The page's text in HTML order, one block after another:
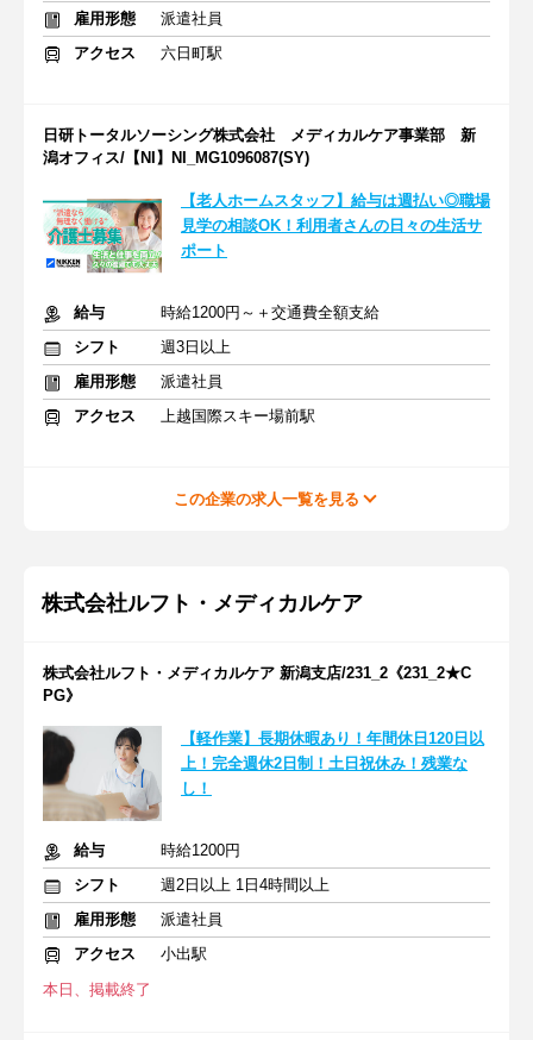
雇用形態
派遣社員
アクセス
六日町駅
日研トータルソーシング株式会社 メディカルケア事業部 新
潟オフィス/【NI】NI_MG1096087(SY)
【老人ホームスタッフ】給与は週払い◎職場
見学の相談OK！利用者さんの日々の生活サ
ポート
給与
時給1200円～＋交通費全額支給
シフト
週3日以上
雇用形態
派遣社員
アクセス
上越国際スキー場前駅
この企業の求人一覧を見る
株式会社ルフト・メディカルケア
株式会社ルフト・メディカルケア 新潟支店/231_2《231_2★C
PG》
【軽作業】長期休暇あり！年間休日120日以
上！完全週休2日制！土日祝休み！残業な
し！
給与
時給1200円
シフト
週2日以上 1日4時間以上
雇用形態
派遣社員
アクセス
小出駅
本日、掲載終了